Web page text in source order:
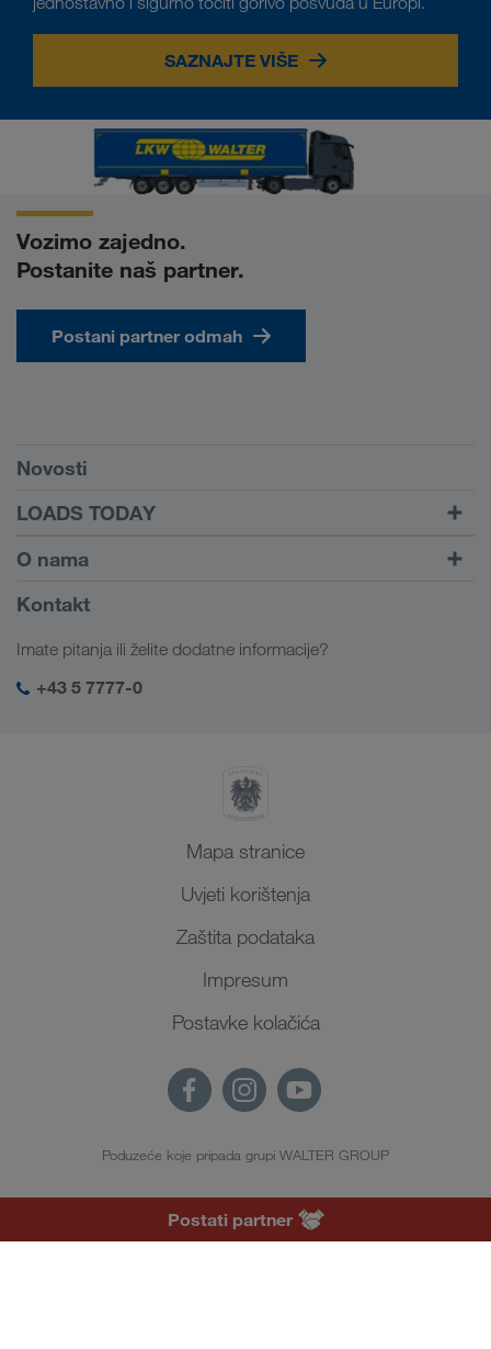
SAZNAJTE VIŠE
Vozimo zajedno.
Postanite naš partner.
Postani partner odmah
Postati partner
Preduvjeti
Novosti
LOADS TODAY
Pronađi prijevoz uz
LOADS TODAY
Saznajte više
Na prijavu
O nama
Informacije o poduzeću
SHEQ-menadžment
Kontakt
Imate pitanja ili želite dodatne informacije?
+43 5 7777-0
Mapa stranice
Uvjeti korištenja
Zaštita podataka
Impresum
Postavke kolačića
Poduzeće koje pripada grupi WALTER GROUP